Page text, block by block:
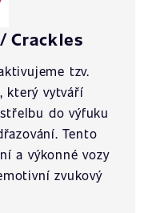
Crackles
tzv.
který vytváří
do výfuku
Tento
a výkonné vozy
zvukový